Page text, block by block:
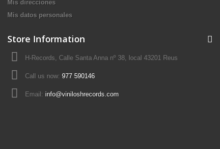
Mis direcciones
Mis datos personales
Store Information
H-Records, Calle Santa Anna nº 38, local 43201 Reus
Call us now: 977 590146
Email: info@viniloshrecords.com